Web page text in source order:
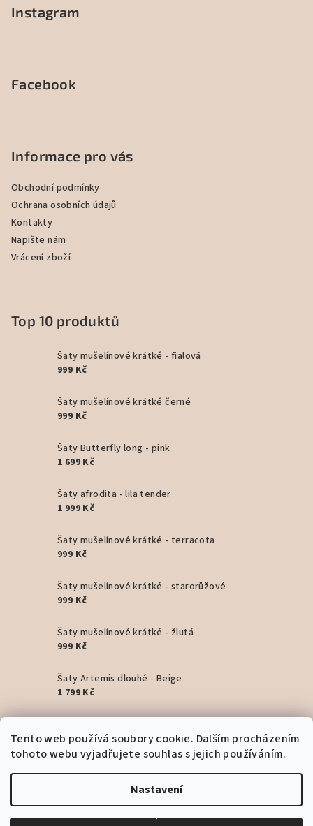
Tento web používá soubory cookie. Dalším procházením
tohoto webu vyjadřujete souhlas s jejich používáním.
Nastavení
Instagram
Facebook
Informace pro vás
Obchodní podmínky
Ochrana osobních údajů
Kontakty
Napište nám
Vrácení zboží
Top 10 produktů
Šaty mušelínové krátké - fialová
999 Kč
Šaty mušelínové krátké černé
999 Kč
Šaty Butterfly long - pink
1 699 Kč
Šaty afrodita - lila tender
1 999 Kč
Šaty mušelínové krátké - terracota
999 Kč
Šaty mušelínové krátké - starorůžové
999 Kč
Šaty mušelínové krátké - žlutá
999 Kč
Šaty Artemis dlouhé - Beige
1 799 Kč
1 799 Kč
Šaty Artemis dlouhé - Black